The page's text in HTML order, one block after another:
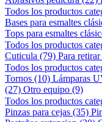
Todos los productos
Bases para esmaltes
Tops para esmaltes
Todos los productos
Cuticula (79) Para
Todos los productos
Tornos (10) Lámparas
(27) Otro equipo (9)
Todos los productos
Pinzas para cejas (35)